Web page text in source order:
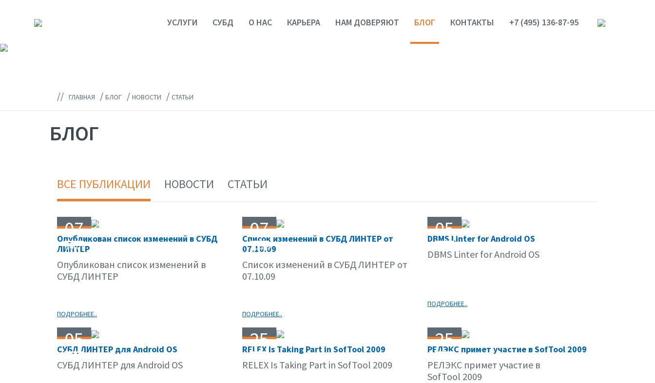
УСЛУГИ СУБД О НАС КАРЬЕРА НАМ ДОВЕРЯЮТ БЛОГ КОНТАКТЫ +7 (495) 136-87-95
// ГЛАВНАЯ / БЛОГ / НОВОСТИ / СТАТЬИ
БЛОГ
ВСЕ ПУБЛИКАЦИИ НОВОСТИ СТАТЬИ
07
10.09
Опубликован список изменений в СУБД
ЛИНТЕР
Опубликован список изменений в
СУБД ЛИНТЕР
ПОДРОБНЕЕ..
07
10.09
Список изменений в СУБД ЛИНТЕР от
07.10.09
Список изменений в СУБД ЛИНТЕР от
07.10.09
ПОДРОБНЕЕ..
05
10.09
DBMS Linter for Android OS
DBMS Linter for Android OS
ПОДРОБНЕЕ..
05
10.09
СУБД ЛИНТЕР для Android OS
СУБД ЛИНТЕР для Android OS
25
09.09
RELEX Is Taking Part in SofTool 2009
RELEX Is Taking Part in SofTool 2009
25
09.09
РЕЛЭКС примет участие в SofTool 2009
РЕЛЭКС примет участие в
SofTool 2009